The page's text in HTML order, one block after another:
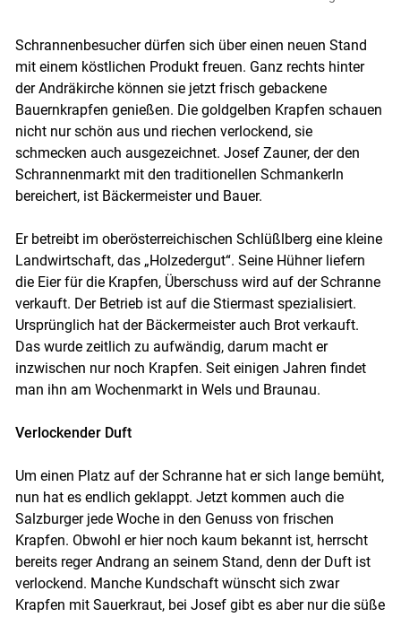
Schrannenbesucher dürfen sich über einen neuen Stand
mit einem köstlichen Produkt freuen. Ganz rechts hinter
der Andräkirche können sie jetzt frisch gebackene
Bauernkrapfen genießen. Die goldgelben Krapfen schauen
nicht nur schön aus und riechen verlockend, sie
schmecken auch ausgezeichnet. Josef Zauner, der den
Schrannenmarkt mit den traditionellen Schmankerln
bereichert, ist Bäckermeister und Bauer.
Er betreibt im oberösterreichischen Schlüßlberg eine kleine
Landwirtschaft, das „Holzedergut“. Seine Hühner liefern
die Eier für die Krapfen, Überschuss wird auf der Schranne
verkauft. Der Betrieb ist auf die Stiermast spezialisiert.
Ursprünglich hat der Bäckermeister auch Brot verkauft.
Das wurde zeitlich zu aufwändig, darum macht er
inzwischen nur noch Krapfen. Seit einigen Jahren findet
man ihn am Wochenmarkt in Wels und Braunau.
Verlockender Duft
Um einen Platz auf der Schranne hat er sich lange bemüht,
nun hat es endlich geklappt. Jetzt kommen auch die
Salzburger jede Woche in den Genuss von frischen
Krapfen. Obwohl er hier noch kaum bekannt ist, herrscht
bereits reger Andrang an seinem Stand, denn der Duft ist
verlockend. Manche Kundschaft wünscht sich zwar
Krapfen mit Sauerkraut, bei Josef gibt es aber nur die süße